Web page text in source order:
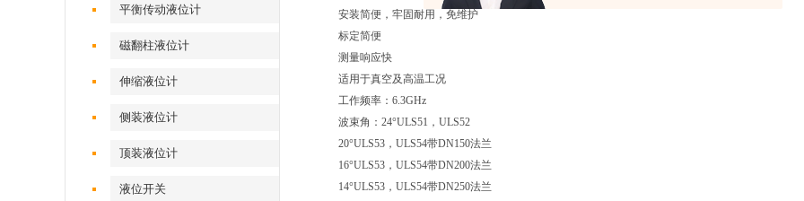
平衡传动液位计
磁翻柱液位计
伸缩液位计
侧装液位计
顶装液位计
液位开关
安装简便，牢固耐用，免维护
标定简便
测量响应快
适用于真空及高温工况
工作频率：6.3GHz
波束角：24°ULS51，ULS52
20°ULS53，ULS54带DN150法兰
16°ULS53，ULS54带DN200法兰
14°ULS53，ULS54带DN250法兰